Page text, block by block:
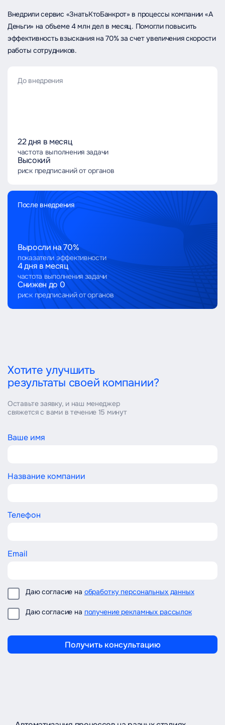
Внедрили сервис «ЗнатьКтоБанкрот» в процессы компании «А
Деньги» на объеме 4 млн дел в месяц. Помогли повысить
эффективность взыскания на 70% за счет увеличения скорости
работы сотрудников.
До внедрения
22 дня в месяц
частота выполнения задачи
Высокий
риск предписаний от органов
После внедрения
Выросли на 70%
показатели эффективности
4 дня в месяц
частота выполнения задачи
Снижен до 0
риск предписаний от органов
Хотите улучшить
результаты своей компании?
Оставьте заявку, и наш менеджер
свяжется с вами в течение 15 минут
Ваше имя
Название компании
Телефон
Email
Даю согласие на обработку персональных данных
Даю согласие на получение рекламных рассылок
Получить консультацию